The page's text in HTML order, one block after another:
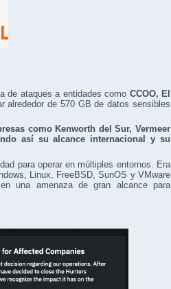
de ataques a entidades como CCOO, El
alrededor de 570 GB de datos sensibles
como Kenworth del Sur, Vermeer
así su alcance internacional y su
para operar en múltiples entornos. Era
Linux, FreeBSD, SunOS y VMware
una amenaza de gran alcance para